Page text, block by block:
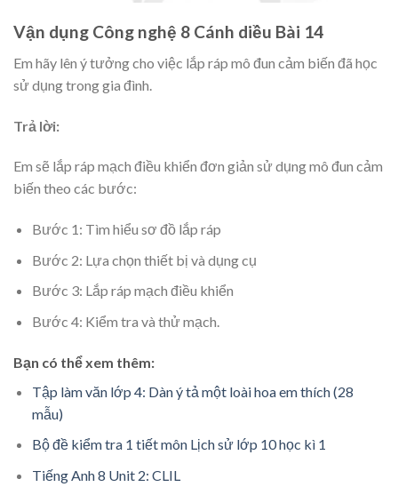
Vận dụng Công nghệ 8 Cánh diều Bài 14
Em hãy lên ý tưởng cho việc lắp ráp mô đun cảm biến đã học
sử dụng trong gia đình.
Trả lời:
Em sẽ lắp ráp mạch điều khiển đơn giản sử dụng mô đun cảm
biến theo các bước:
Bước 1: Tìm hiểu sơ đồ lắp ráp
Bước 2: Lựa chọn thiết bị và dụng cụ
Bước 3: Lắp ráp mạch điều khiển
Bước 4: Kiểm tra và thử mạch.
Bạn có thể xem thêm:
Tập làm văn lớp 4: Dàn ý tả một loài hoa em thích (28
mẫu)
Bộ đề kiểm tra 1 tiết môn Lịch sử lớp 10 học kì 1
Tiếng Anh 8 Unit 2: CLIL